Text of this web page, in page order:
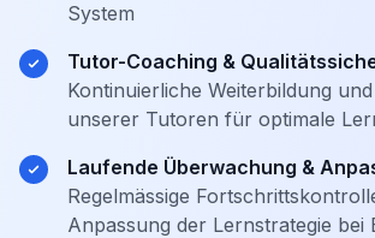
System
Tutor-Coaching &
Kontinuierliche Weiterbildung
unserer Tutoren für optimale
Laufende Überwachung &
Regelmässige
Anpassung der Lernstrategie bei